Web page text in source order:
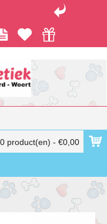
0 product(en) - €0,00